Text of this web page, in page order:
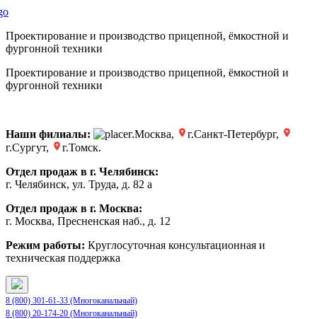
Проектирование и производство прицепной, ёмкостной и
фургонной техники
Проектирование и производство прицепной, ёмкостной и
фургонной техники
Наши филиалы: г.Москва,
г.Санкт-Петербург,
г.Сургут,
г.Томск.
Отдел продаж в г. Челябинск:
г. Челябинск, ул. Труда, д. 82 а
Отдел продаж в г. Москва:
г. Москва, Пресненская наб., д. 12
Режим работы: Круглосуточная консультационная и
техническая поддержка
8 (800) 301-61-33 (Многоканальный)
8 (800) 20-174-20 (Многоканальный)